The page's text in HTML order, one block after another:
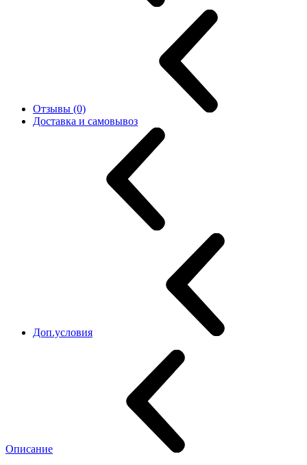
Отзывы (0)
Доставка и самовывоз
Доп.условия
Описание